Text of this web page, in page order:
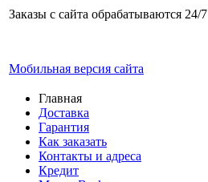
Заказы с сайта обрабатываются 24/7
Мобильная версия сайта
Главная
Доставка
Гарантия
Как заказать
Контакты и адреса
Кредит